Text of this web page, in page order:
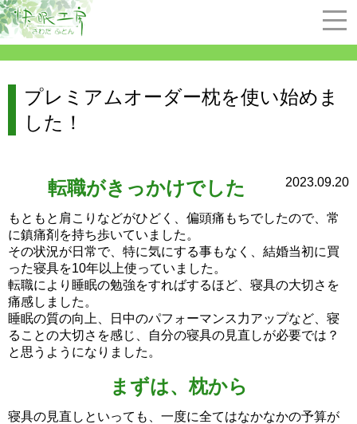
プレミアムオーダー枕を使い始めま
した！
2023.09.20
転職がきっかけでした
もともと肩こりなどがひどく、偏頭痛もちでしたので、常
に鎮痛剤を持ち歩いていました。
その状況が日常で、特に気にする事もなく、結婚当初に買
った寝具を10年以上使っていました。
転職により睡眠の勉強をすればするほど、寝具の大切さを
痛感しました。
睡眠の質の向上、日中のパフォーマンス力アップなど、寝
ることの大切さを感じ、自分の寝具の見直しが必要では？
と思うようになりました。
まずは、枕から
寝具の見直しといっても、一度に全てはなかなかの予算が